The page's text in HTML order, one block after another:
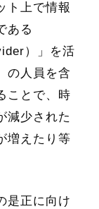
ト上で情報
ある
）」を活
の人員を含
ことで、時
減少された
増えたり等
是正に向け